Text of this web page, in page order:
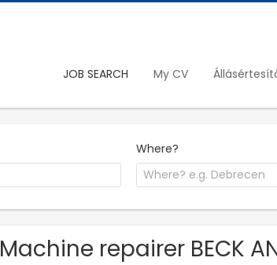
JOB SEARCH My CV
Where?
Machine repairer BECK